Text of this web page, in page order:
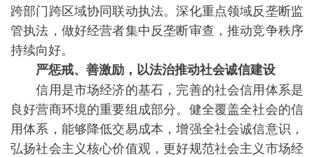
跨部门跨区域协同联动执法。深化重点领域反垄断监
管执法，做好经营者集中反垄断审查，推动竞争秩序
持续向好。
严惩戒、善激励，以法治推动社会诚信建设
信用是市场经济的基石，完善的社会信用体系是
良好营商环境的重要组成部分。健全覆盖全社会的信
用体系，能够降低交易成本，增强全社会诚信意识，
弘扬社会主义核心价值观，更好规范社会主义市场经